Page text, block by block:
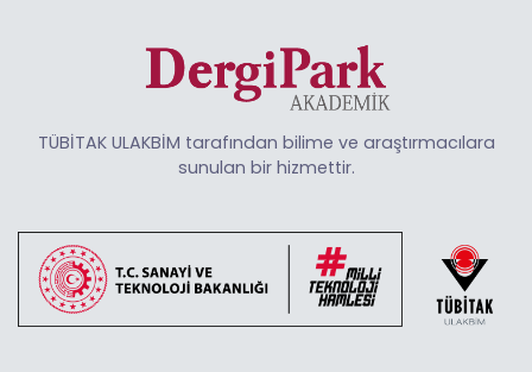
TÜBİTAK ULAKBİM tarafından bilime ve araştırmacılara
sunulan bir hizmettir.